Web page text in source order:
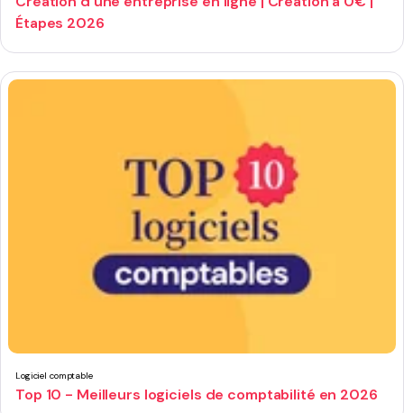
Étapes 2026
Logiciel comptable
Top 10 - Meilleurs logiciels de comptabilité en 2026